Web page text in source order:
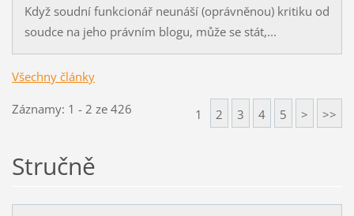
Když soudní funkcionář neunáší (oprávněnou) kritiku od
soudce na jeho právním blogu, může se stát,...
Všechny články
Záznamy: 1 - 2 ze 426 1 2 3 4 5 > >>
Stručně